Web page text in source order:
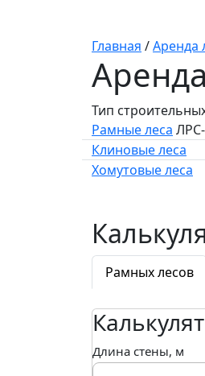
Главная /Аренда
Тип
Рамные леса
Клиновые леса
Хомутовые леса
Рамных лесов
Длина стены, м